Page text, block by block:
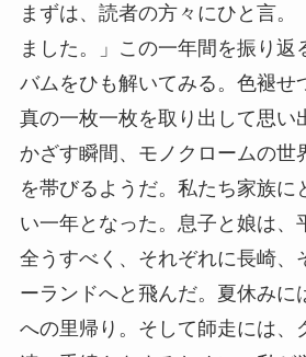
まずは、読者の方々にひと言。
ました。」この一年間を振り返
バムをひも解いてみる。色褪せ
真の一枚一枚を取り出して思い
かざす瞬間、モノクロームの世
を帯びるようだ。私たち家族に
い一年となった。息子と娘は、
全うすべく、それぞれに長崎、
ーランドへと飛んだ。夏休みに
への里帰り。そして師走には、